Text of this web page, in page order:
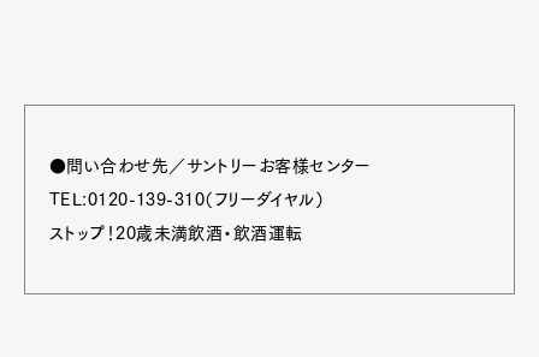
●問い合わせ先／サントリーお客様センター
TEL:0120-139-310（フリーダイヤル）
ストップ！20歳未満飲酒・飲酒運転